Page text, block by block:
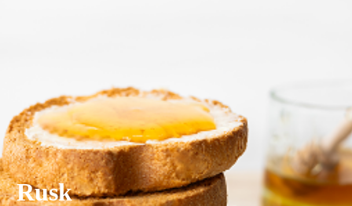
Rusk